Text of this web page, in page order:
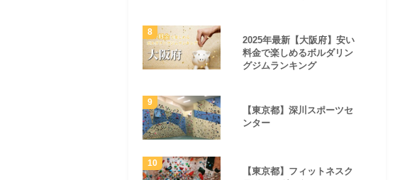
2025年最新【大阪府】安い
料金で楽しめるボルダリン
グジムランキング
【東京都】深川スポーツセ
ンター
【東京都】フィットネスク